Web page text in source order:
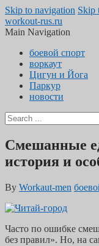
Skip to navigation Skip
workout-rus.ru
Main Navigation
боевой спорт
воркаут
Цигун и Йога
Паркур
новости
Смешанные
история и
By Workaut-men
Часто по ошибке
без правил». Но, на